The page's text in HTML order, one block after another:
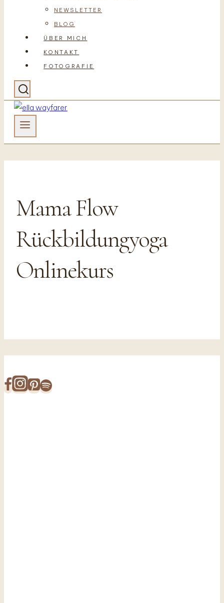
NEWSLETTER
BLOG
ÜBER MICH
KONTAKT
FOTOGRAFIE
Mama Flow
Rückbildungyoga
Onlinekurs